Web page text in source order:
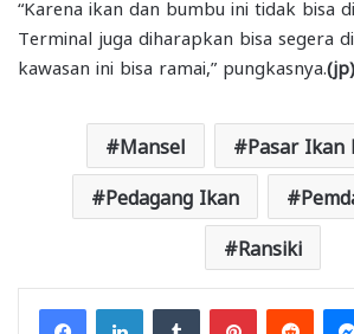
“Karena ikan dan bumbu ini tidak bisa
Terminal juga diharapkan bisa segera
kawasan ini bisa ramai,” pungkasnya. (jp)
Mansel Pasar Ikan
Pedagang Ikan
Ransiki
FacebookLinkedInTumblr Pinterest